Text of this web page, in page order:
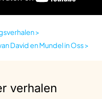
>
David en Mundel in Oss >
verhalen